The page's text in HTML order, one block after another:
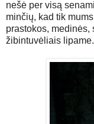
nešė per visą
minčių, kad tik
prastokos,
žibintuvėliais lipame.